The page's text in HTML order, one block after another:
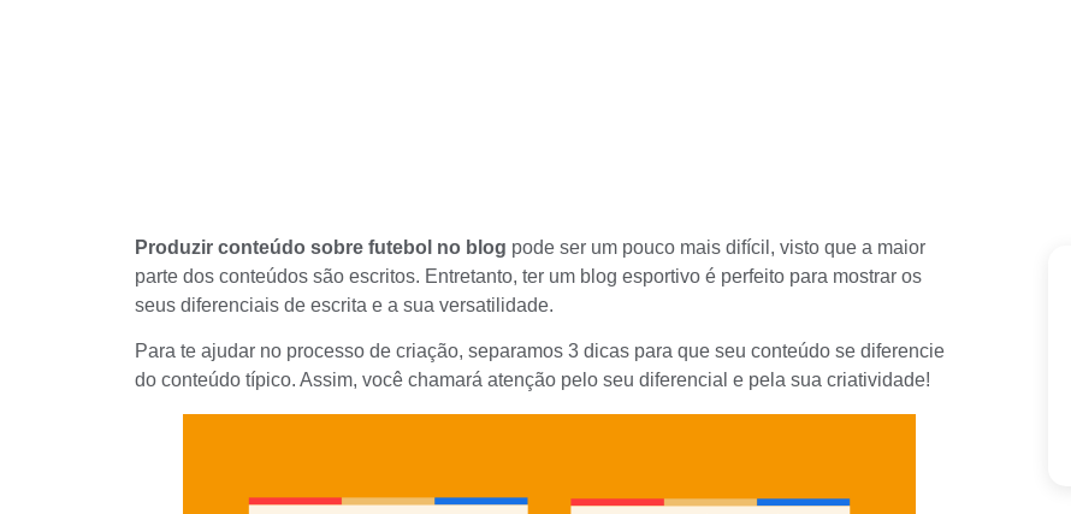
Produzir conteúdo sobre futebol no blog pode ser um pouco mais difícil, visto que a maior
parte dos conteúdos são escritos. Entretanto, ter um blog esportivo é perfeito para mostrar os
seus diferenciais de escrita e a sua versatilidade.
Para te ajudar no processo de criação, separamos 3 dicas para que seu conteúdo se diferencie
do conteúdo típico. Assim, você chamará atenção pelo seu diferencial e pela sua criatividade!